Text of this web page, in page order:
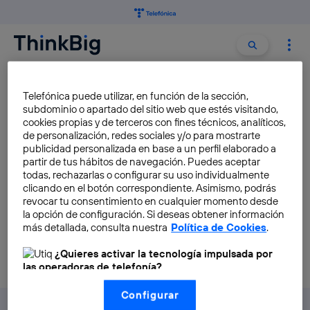
Buscar
LIVE PHOTOS
Las Live Photos cobran vida
en tu teléfono
José María López
Telefónica puede utilizar, en función de la sección,
subdominio o apartado del sitio web que estés visitando,
cookies propias y de terceros con fines técnicos, analíticos,
de personalización, redes sociales y/o para mostrarte
publicidad personalizada en base a un perfil elaborado a
partir de tus hábitos de navegación. Puedes aceptar
todas, rechazarlas o configurar su uso individualmente
clicando en el botón correspondiente. Asimismo, podrás
revocar tu consentimiento en cualquier momento desde
la opción de configuración. Si deseas obtener información
más detallada, consulta nuestra Política de Cookies.
¿Quieres activar la tecnología impulsada por
las operadoras de telefonía?
Nosotros, Telefónica S.A., utilizamos la tecnología Utiq para
realizar nuestras acciones de marketing digital o análisis
Configurar